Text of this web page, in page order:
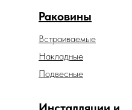
Раковины
Встраиваемые
Накладные
Подвесные